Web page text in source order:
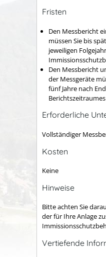
Fristen
Den Messbericht
müssen Sie bis
jeweiligen
Den Messbericht
der Messgeräte
fünf Jahre nach
Erforderliche
Vollständiger
Kosten
Keine
Hinweise
Bitte achten Sie
der für Ihre Anlage
Vertiefende